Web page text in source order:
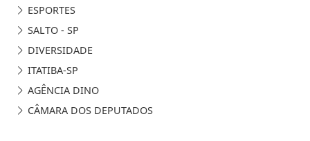
ESPORTES
SALTO - SP
DIVERSIDADE
ITATIBA-SP
AGÊNCIA DINO
CÂMARA DOS DEPUTADOS